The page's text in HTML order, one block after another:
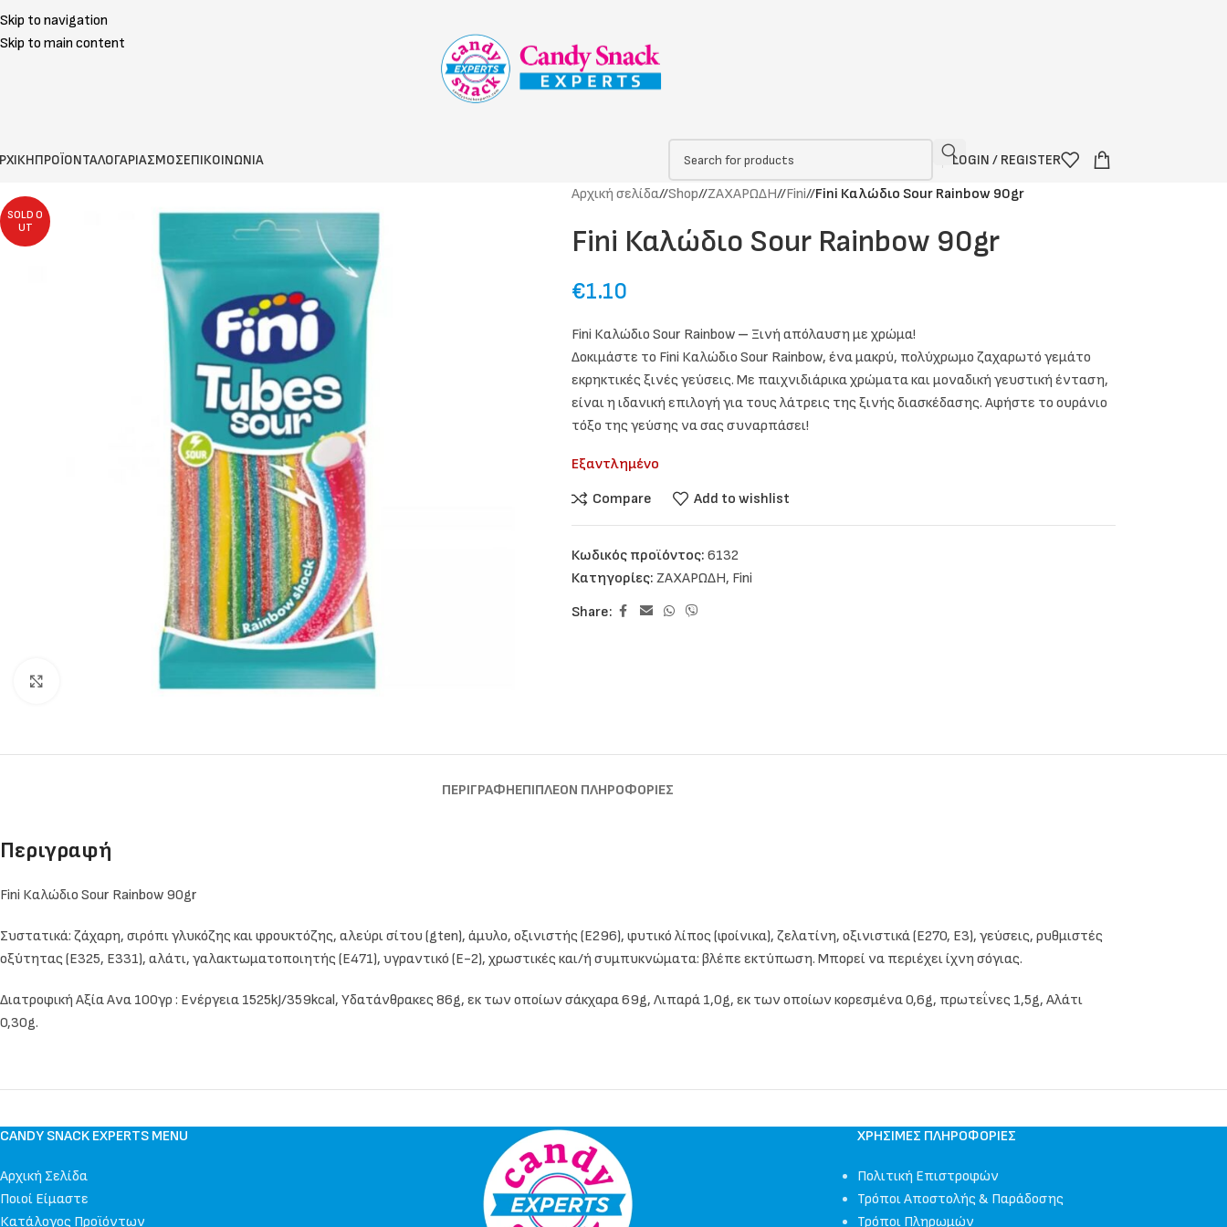
Skip to navigation
Skip to main content
ΠΡΟΪΟΝΤΑΛΟΓΑΡΙΑΣΜΟΣΕΠΙΚΟΙΝΩΝΙΑ LOGIN / REGISTER
SOLD O
UT
Αρχική σελίδα/ Shop/ ΖΑΧΑΡΩΔΗ/ Fini/ Fini Καλώδιο Sour Rainbow 90gr
Fini Καλώδιο Sour Rainbow 90gr
€1.10
Fini Καλώδιο Sour Rainbow– Ξινή απόλαυση με χρώμα!
Δοκιμάστε το Fini Καλώδιο Sour Rainbow, ένα μακρύ, πολύχρωμο ζαχαρωτό γεμάτο
εκρηκτικές ξινές γεύσεις. Με παιχνιδιάρικα χρώματα και μοναδική γευστική ένταση,
είναι η ιδανική επιλογή για τους λάτρεις της ξινής διασκέδασης. Αφήστε το ουράνιο
τόξο της γεύσης να σας συναρπάσει!
Εξαντλημένο
Compare
Add to wishlist
Κωδικός προϊόντος: 6132
Κατηγορίες: ΖΑΧΑΡΩΔΗ, Fini
Share:
ΠΕΡΙΓΡΑΦΉΕΠΙΠΛΈΟΝ ΠΛΗΡΟΦΟΡΊΕΣ
Περιγραφή
Fini Καλώδιο Sour Rainbow 90gr
Συστατικά: ζάχαρη, σιρόπι γλυκόζης και φρουκτόζης, αλεύρι σίτου (gten), άμυλο, οξινιστής (E296), φυτικό λίπος (φοίνικα), ζελατίνη, οξινιστικά (E270, E3), γεύσεις, ρυθμιστές
οξύτητας (E325, E331), αλάτι, γαλακτωματοποιητής (E471), υγραντικό (E-2), χρωστικές και/ή συμπυκνώματα: βλέπε εκτύπωση. Μπορεί να περιέχει ίχνη σόγιας.
Διατροφική Αξία Ανα 100γρ : Ενέργεια 1525kJ/359kcal, Υδατάνθρακες 86g, εκ των οποίων σάκχαρα 69g, Λιπαρά 1,0g, εκ των οποίων κορεσμένα 0,6g, πρωτεΐνες 1,5g, Αλάτι
0,30g.
CANDY SNACK EXPERTS MENU
Αρχική Σελίδα
Ποιοί Είμαστε
Κατάλογος Προϊόντων
ΧΡΉΣΙΜΕΣ ΠΛΗΡΟΦΟΡΊΕΣ
Πολιτική Επιστροφών
Τρόποι Αποστολής & Παράδοσης
Τρόποι Πληρωμών